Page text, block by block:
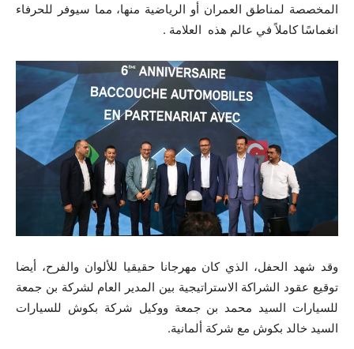
المخصصة لمناطق العمران أو الرياضية منها، مما سيوفر للحرفاء
انغماسًا كاملاً في عالم هذه العلامة .
وقد شهد الحفل، الذي كان مهرجانا حقيقيا للألوان والفرح، أيضا
توقيع عقود الشراكة الاستراتيجية بين المدير العام لشركة بن جمعة
للسيارات السيد محمد بن جمعة ووكيل شركة بكوش للسيارات
السيد خالد بكوش مع شركة ألمانية.